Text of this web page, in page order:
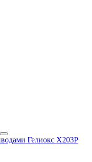
Гелиокс X203P